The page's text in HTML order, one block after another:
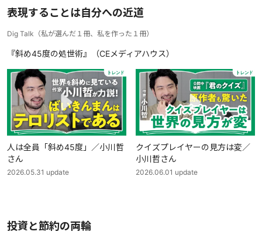
表現することは自分への近道
Dig Talk （私が選んだ１冊、私を作った１冊）
『斜め45度の処世術』（CEメディアハウス）
人は全員「斜め45度」／小川哲
さん
2026.05.31 update
クイズプレイヤーの見方は変／
小川哲さん
2026.06.01 update
投資と節約の両輪